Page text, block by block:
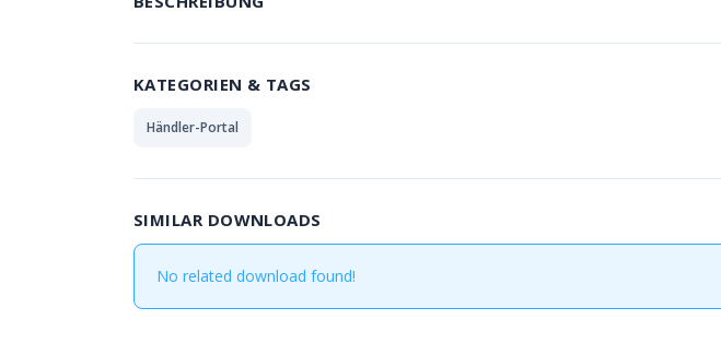
KATEGORIEN & TAGS
Händler-Portal
SIMILAR DOWNLOADS
No related download found!